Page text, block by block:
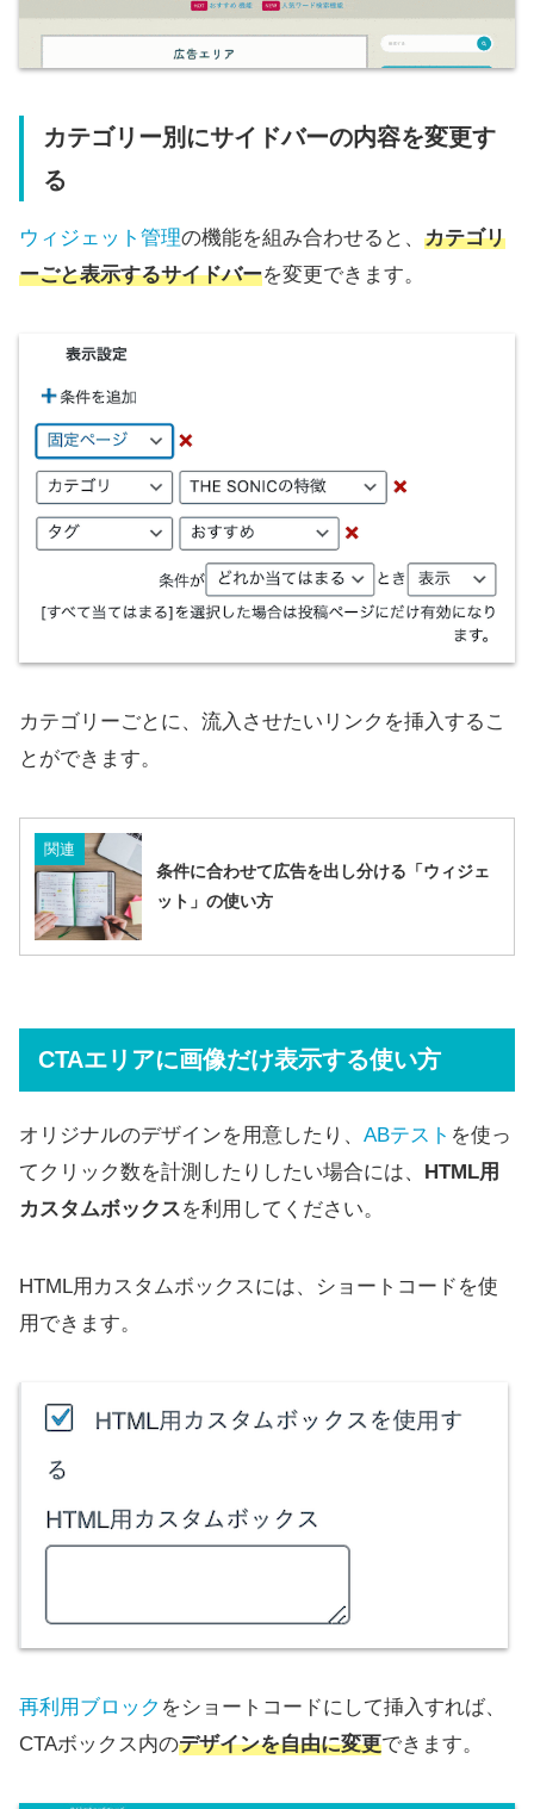
カテゴリー別にサイドバーの内容を変更す
る
ウィジェット管理の機能を組み合わせると、 カテゴリ
ーごと表示するサイドバーを変更できます。
カテゴリーごとに、流入させたいリンクを挿入するこ
とができます。
関連
条件に合わせて広告を出し分ける「ウィジェ
ット」の使い方
CTAエリアに画像だけ表示する使い方
オリジナルのデザインを用意したり、 ABテスト を使っ
てクリック数を計測したりしたい場合には、 HTML用
カスタムボックスを利用してください。
HTML用カスタムボックスには、ショートコードを使
用できます。
再利用ブロック をショートコードにして挿入すれば、
CTAボックス内のデザインを自由に変更できます。